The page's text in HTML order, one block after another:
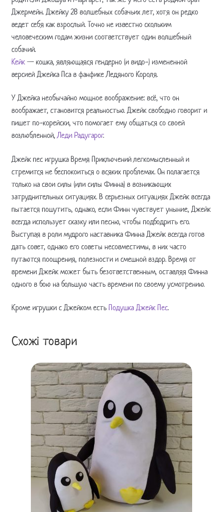
Джермейн. Джейку 28 волшебных собачьих лет, хотя он редко
ведет себя как взрослый. Точно не известно скольким
человеческим годам жизни соответствует один волшебный
собачий.
Кейк— кошка, являющаяся гендерно (и видо-) измененной
версией Джейка Пса в фанфике Ледяного Короля.
У Джейка необычайно мощное воображение: всё, что он
воображает, становится реальностью. Джейк свободно говорит и
пишет по-корейски, что помогает ему общаться со своей
возлюбленной,Леди Радугарог.
Джейк пес игрушка Время Приключений легкомысленный и
стремится не беспокоиться о всяких проблемах. Он полагается
только на свои силы (или силы Финна) в возникающих
затруднительных ситуациях. В серьезных ситуациях Джейк всегда
пытается пошутить, однако, если Финн чувствует уныние, Джейк
всегда использует сказку или песню, чтобы подбодрить его.
Выступая в роли мудрого наставника Финна Джейк всегда готов
дать совет, однако его советы несовместимы, в них часто
путаются поощрения, полезности и смешной вздор. Время от
времени Джейк может быть безответственным, оставляя Финна
одного в бою на большую часть времени по своему усмотрению.
Кроме игрушки с Джейком есть Подушка Джейк Пес.
Схожі товари